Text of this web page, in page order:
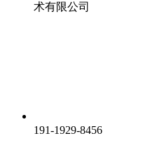
术有限公司
191-1929-8456